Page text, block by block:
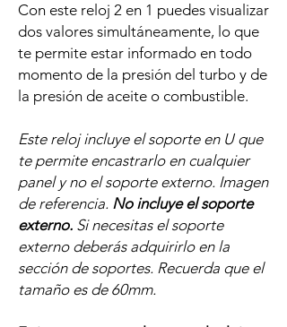
Con este reloj 2 en 1 puedes visualizar
dos valores simultáneamente, lo que
te permite estar informado en todo
momento de la presión del turbo y de
la presión de aceite o combustible.
Este reloj incluye el soporte en U que
te permite encastrarlo en cualquier
panel y no el soporte externo. Imagen
de referencia. No incluye el soporte
externo. Si necesitas el soporte
externo deberás adquirirlo en la
sección de soportes. Recuerda que el
tamaño es de 60mm.